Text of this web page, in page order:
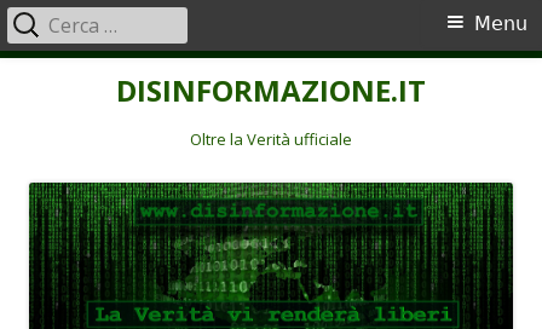
DISINFORMAZIONE.IT
Oltre la Verità ufficiale
Menu
principale
Menu
Ricerca
per: